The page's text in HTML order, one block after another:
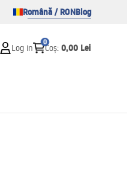
Română / RONBlog
Log in
0
Coș: 0,00 Lei